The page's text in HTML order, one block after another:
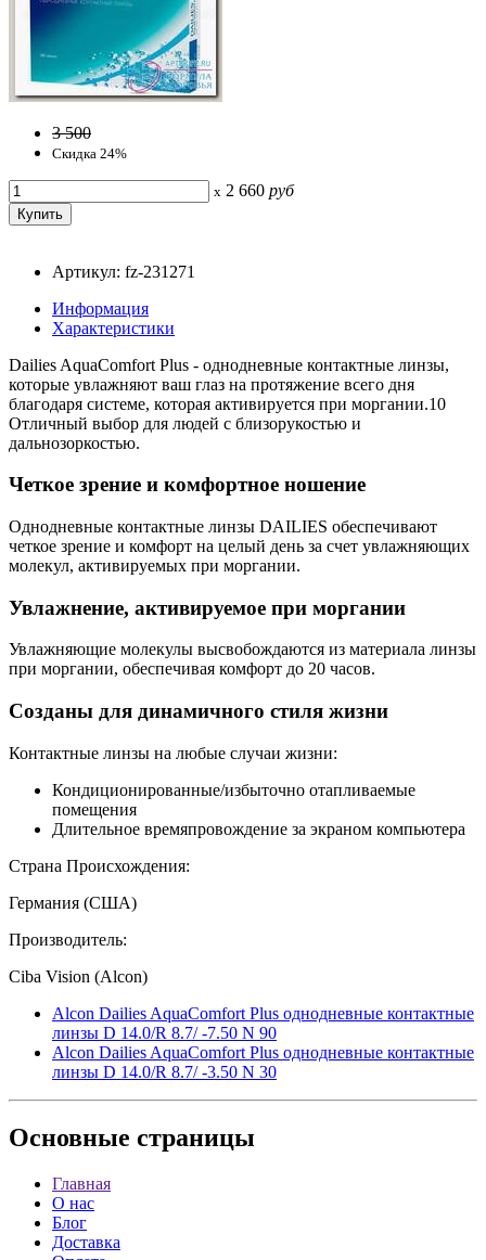
3 500
Скидка 24%
x 2 660 руб
Артикул: fz-231271
Информация
Характеристики
Dailies AquaComfort Plus - однодневные контактные линзы,
которые увлажняют ваш глаз на протяжение всего дня
благодаря системе, которая активируется при моргании.10
Отличный выбор для людей с близорукостью и
дальнозоркостью.
Четкое зрение и комфортное ношение
Однодневные контактные линзы DAILIES обеспечивают
четкое зрение и комфорт на целый день за счет увлажняющих
молекул, активируемых при моргании.
Увлажнение, активируемое при моргании
Увлажняющие молекулы высвобождаются из материала линзы
при моргании, обеспечивая комфорт до 20 часов.
Созданы для динамичного стиля жизни
Контактные линзы на любые случаи жизни:
Кондиционированные/избыточно отапливаемые
помещения
Длительное времяпровождение за экраном компьютера
Страна Происхождения:
Германия (США)
Производитель:
Ciba Vision (Alcon)
Alcon Dailies AquaComfort Plus однодневные контактные
линзы D 14.0/R 8.7/ -7.50 N 90
Alcon Dailies AquaComfort Plus однодневные контактные
линзы D 14.0/R 8.7/ -3.50 N 30
Основные страницы
Главная
О нас
Блог
Доставка